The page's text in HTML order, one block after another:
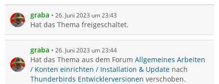
graba 26. Juni 2023 um 23:43
Hat das Thema freigeschaltet.
graba 26. Juni 2023 um 23:44
Hat das Thema aus dem Forum Allgemeines Arbeiten
/ Konten einrichten / Installation & Update nach
Thunderbirds Entwicklerversionen verschoben.